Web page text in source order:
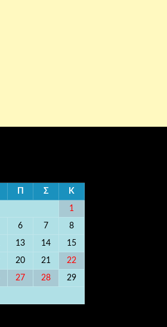
Σ Κ
1
6 7 8
13 14 15
20 21 22
27 28 29